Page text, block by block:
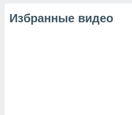
Избранные видео